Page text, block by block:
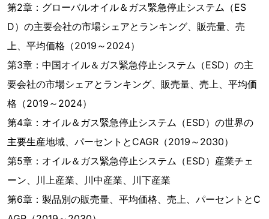
第2章：グローバルオイル＆ガス緊急停止システム（ES
D）の主要会社の市場シェアとランキング、販売量、売
上、平均価格（2019～2024）
第3章：中国オイル＆ガス緊急停止システム（ESD）の主
要会社の市場シェアとランキング、販売量、売上、平均価
格（2019～2024）
第4章：オイル＆ガス緊急停止システム（ESD）の世界の
主要生産地域、パーセントとCAGR（2019～2030）
第5章：オイル＆ガス緊急停止システム（ESD）産業チェ
ーン、川上産業、川中産業、川下産業
第6章：製品別の販売量、平均価格、売上、パーセントとC